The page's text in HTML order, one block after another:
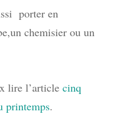
porter en
chemisier ou un
lire l’article cinq
printemps.